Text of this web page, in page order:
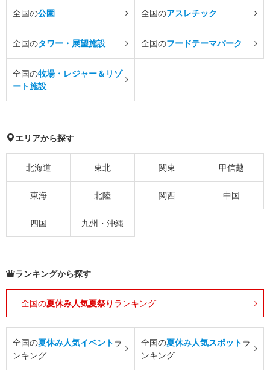
全国の公園 全国のアスレチック
全国のタワー・展望施設 全国のフードテーマパーク
全国の牧場・レジャー＆リゾ
ート施設
エリアから探す
北海道 東北 関東 甲信越
東海 北陸 関西 中国
四国 九州・沖縄
ランキングから探す
全国の夏休み人気夏祭り ランキング
全国の夏休み人気イベントラ
ンキング
全国の夏休み人気スポットラ
ンキング